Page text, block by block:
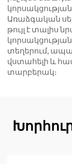
Առաձգական
թույլ է տալիս
տեղերում,
վստահելի և
տարբերակ։